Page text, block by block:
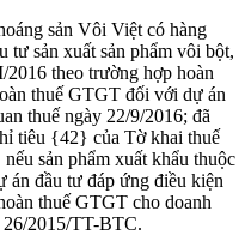
sản Vôi Việt có hàng
tư sản xuất sản phẩm vôi bột,
theo trường hợp hoàn
thuế GTGT đối với dự án
thuế ngày 22/9/2016; đã
tiêu {42} của Tờ khai thuế
sản phẩm xuất khẩu thuộc
án đầu tư đáp ứng điều kiện
thuế GTGT cho doanh
26/2015/TT-BTC.